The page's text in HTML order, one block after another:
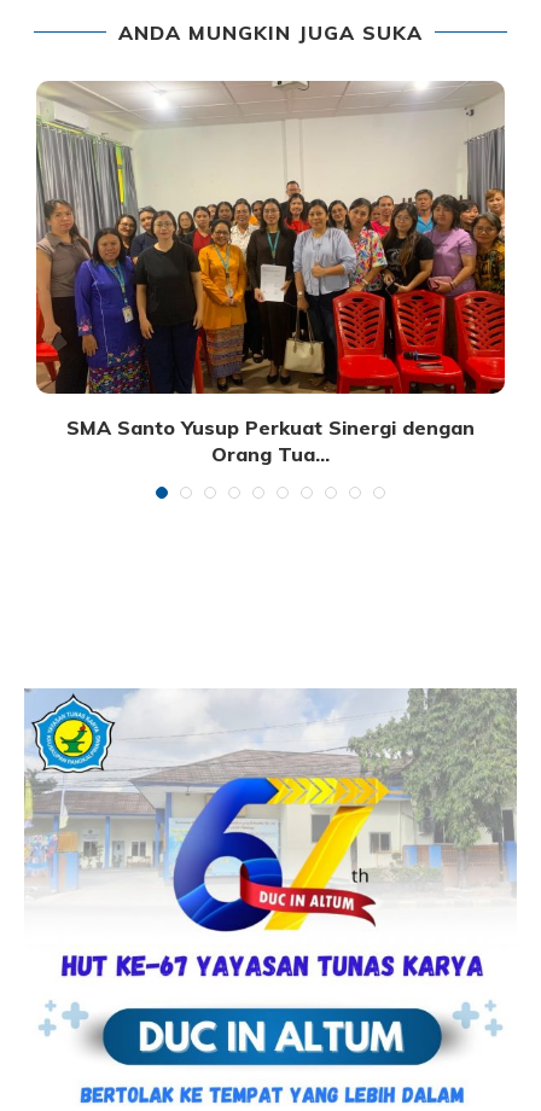
ANDA MUNGKIN JUGA SUKA
SMA Santo Yusup Perkuat Sinergi dengan
Orang Tua...